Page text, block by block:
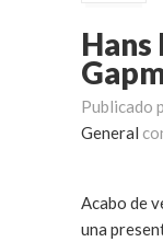
Hans
Publicado
General
Acabo de
una